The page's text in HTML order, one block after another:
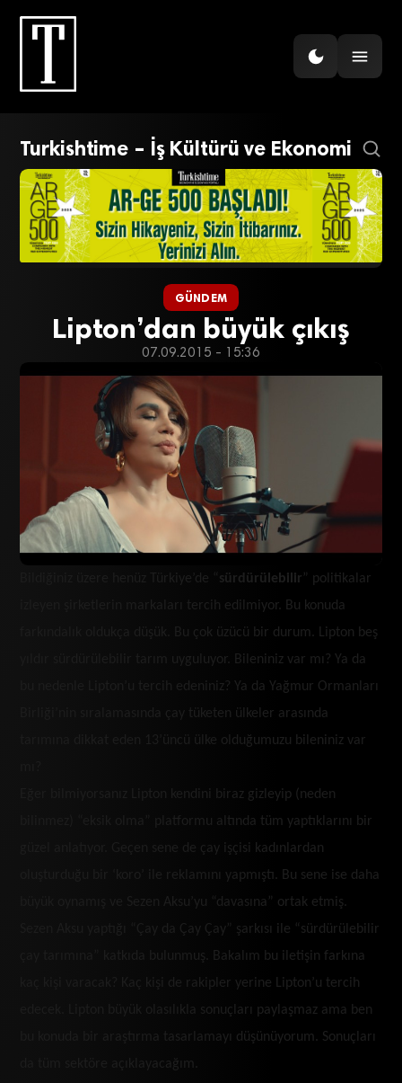
Turkishtime – İş Kültürü ve Ekonomi
GÜNDEM
Lipton’dan büyük çıkış
07.09.2015 - 15:36
Bildiğiniz üzere henüz Türkiye’de “ sürdürülebilir” politikalar
izleyen şirketlerin markaları tercih edilmiyor. Bu konuda
farkındalık oldukça düşük. Bu çok üzücü bir durum. Lipton beş
yıldır sürdürülebilir tarım uyguluyor. Bileniniz var mı? Ya da
bu nedenle Lipton’u tercih edeniniz? Ya da Yağmur Ormanları
Birliği’nin sıralamasında çay tüketen ülkeler arasında
tarımına dikkat eden 13’üncü ülke olduğumuzu bileniniz var
Eğer bilmiyorsanız Lipton kendini biraz gizleyip (neden
bilinmez) “eksik olma” platformu altında tüm yaptıklarını bir
güzel anlatıyor. Geçen sene de çay işçisi kadınlardan
oluşturduğu bir ‘koro’ ile reklamını yapmıştı. Bu sene ise daha
büyük oynamış ve Sezen Aksu’yu “davasına” ortak etmiş.
Sezen Aksu yaptığı “Çay da Çay Çay” şarkısı ile “sürdürülebilir
çay tarımına” katkıda bulunmuş. Bakalım bu iletişin farkına
kaç kişi varacak? Kaç kişi de rakipler yerine Lipton’u tercih
edecek. Lipton büyük olasılıkla sonuçları paylaşmaz ama ben
bu konuda bir araştırma tasarlamayı düşünüyorum. Sonuçları
da tüm sektöre açıklayacağım.